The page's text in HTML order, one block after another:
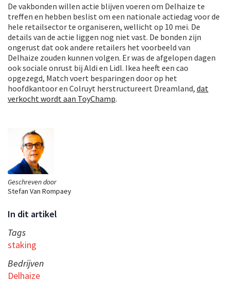
Geschreven door
Stefan Van Rompaey
In dit artikel
Tags
staking
Bedrijven
Delhaize
De vakbonden willen actie blijven voeren om Delhaize te
treffen en hebben beslist om een nationale actiedag voor de
hele retailsector te organiseren, wellicht op 10 mei. De
details van de actie liggen nog niet vast. De bonden zijn
ongerust dat ook andere retailers het voorbeeld van
Delhaize zouden kunnen volgen. Er was de afgelopen dagen
ook sociale onrust bij Aldi en Lidl. Ikea heeft een cao
opgezegd, Match voert besparingen door op het
hoofdkantoor en Colruyt herstructureert Dreamland, dat
verkocht wordt aan ToyChamp.